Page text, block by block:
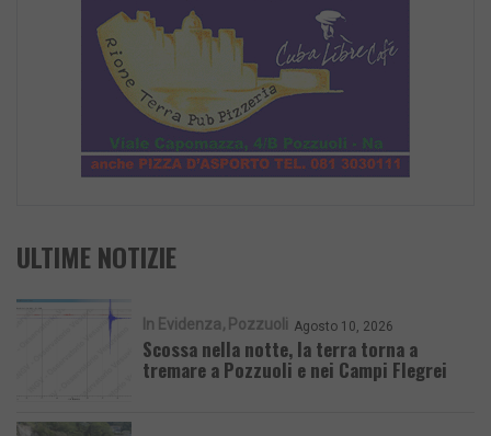
ULTIME NOTIZIE
In Evidenza Pozzuoli Agosto 10, 2026
Scossa nella notte, la terra torna a
tremare a Pozzuoli e nei Campi Flegrei